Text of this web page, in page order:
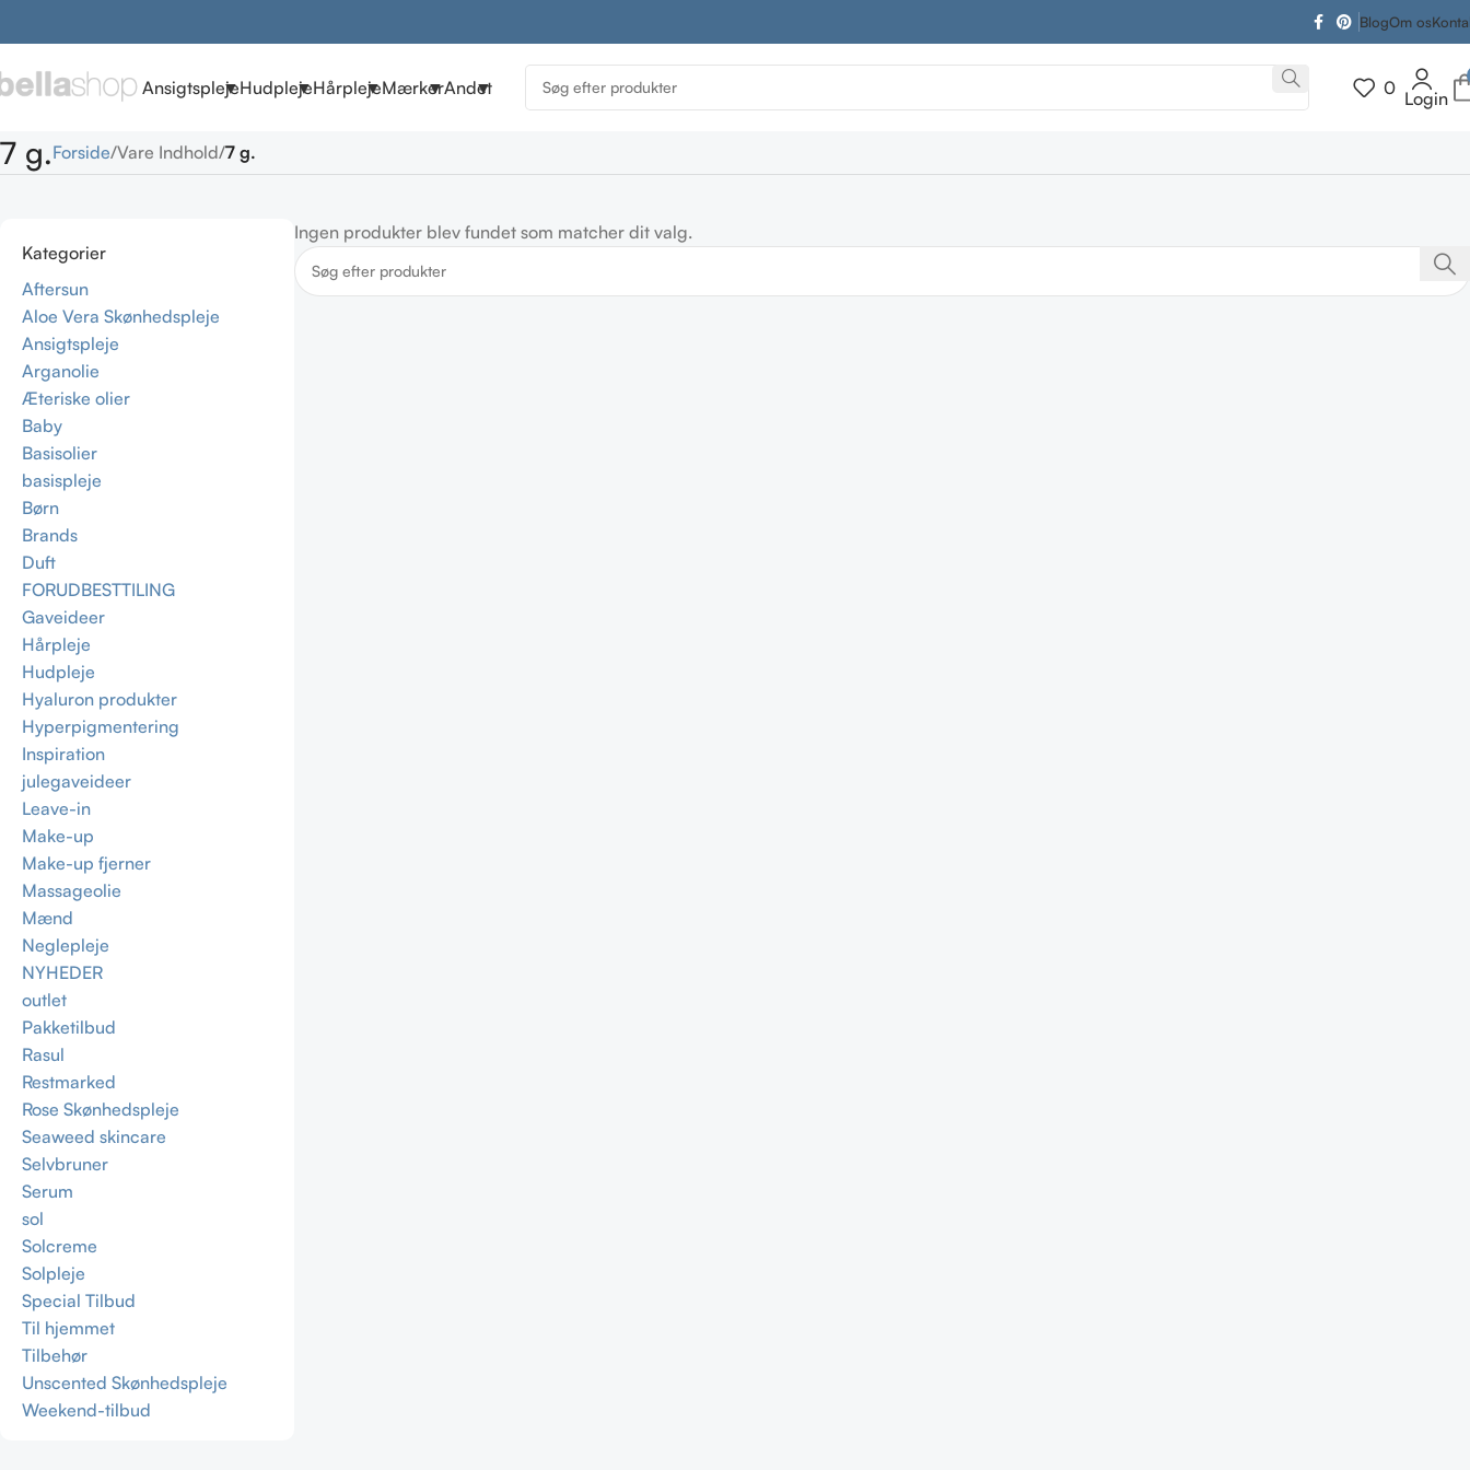
BlogOm os
AnsigtsplejeHudplejeHårplejeMærkerAndet 0 Login
7 g.Forside Vare Indhold 7 g.
Kategorier
Aftersun
Aloe Vera Skønhedspleje
Ansigtspleje
Arganolie
Æteriske olier
Baby
Basisolier
basispleje
Børn
Brands
Duft
FORUDBESTTILING
Gaveideer
Hårpleje
Hudpleje
Hyaluron produkter
Hyperpigmentering
Inspiration
julegaveideer
Leave-in
Make-up
Make-up fjerner
Massageolie
Mænd
Neglepleje
NYHEDER
outlet
Pakketilbud
Rasul
Restmarked
Rose Skønhedspleje
Seaweed skincare
Selvbruner
Serum
sol
Solcreme
Solpleje
Special Tilbud
Til hjemmet
Tilbehør
Unscented Skønhedspleje
Weekend-tilbud
Ingen produkter blev fundet som matcher dit valg.